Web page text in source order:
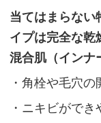
ラ
イ）
の
特
徴
当てはまらない
イプは完全な乾
混合肌（インナ
・角栓や毛穴
・ニキビができ